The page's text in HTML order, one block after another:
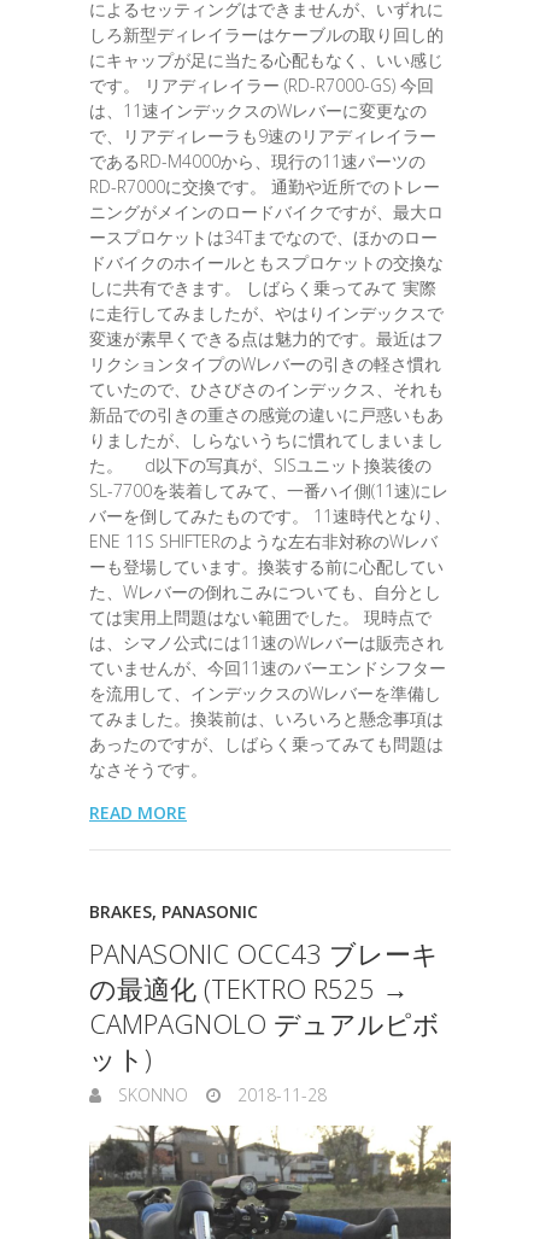
によるセッティングはできませんが、いずれに
しろ新型ディレイラーはケーブルの取り回し的
にキャップが足に当たる心配もなく、いい感じ
です。 リアディレイラー (RD-R7000-GS) 今回
は、11速インデックスのWレバーに変更なの
で、リアディレーラも9速のリアディレイラー
であるRD-M4000から、現行の11速パーツの
RD-R7000に交換です。 通勤や近所でのトレー
ニングがメインのロードバイクですが、最大ロ
ースプロケットは34Tまでなので、ほかのロー
ドバイクのホイールともスプロケットの交換な
しに共有できます。 しばらく乗ってみて 実際
に走行してみましたが、やはりインデックスで
変速が素早くできる点は魅力的です。最近はフ
リクションタイプのWレバーの引きの軽さ慣れ
ていたので、ひさびさのインデックス、それも
新品での引きの重さの感覚の違いに戸惑いもあ
りましたが、しらないうちに慣れてしまいまし
た。 d以下の写真が、SISユニット換装後の
SL-7700を装着してみて、一番ハイ側(11速)にレ
バーを倒してみたものです。 11速時代となり、
ENE 11S SHIFTERのような左右非対称のWレバ
ーも登場しています。換装する前に心配してい
た、Wレバーの倒れこみについても、自分とし
ては実用上問題はない範囲でした。 現時点で
は、シマノ公式には11速のWレバーは販売され
ていませんが、今回11速のバーエンドシフター
を流用して、インデックスのWレバーを準備し
てみました。換装前は、いろいろと懸念事項は
あったのですが、しばらく乗ってみても問題は
なさそうです。
READ MORE
BRAKES, PANASONIC
PANASONIC OCC43 ブレーキ
の最適化 (TEKTRO R525 →
CAMPAGNOLO デュアルピボ
ット)
SKONNO 2018-11-28